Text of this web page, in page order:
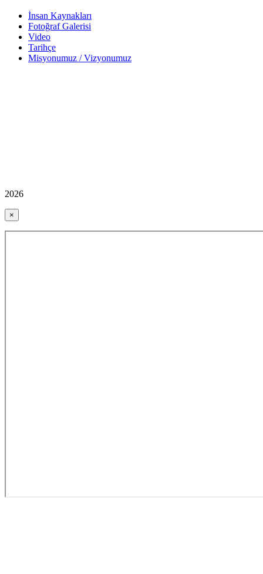
İnsan Kaynakları
Fotoğraf Galerisi
Video
Tarihçe
Misyonumuz / Vizyonumuz
2026
×